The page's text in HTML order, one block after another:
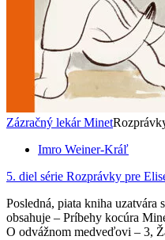
Zázračný lekár Minet
Imro Weiner-Kráľ
5. diel série Rozprávky pre
Posledná, piata kniha uzatvára
obsahuje – Príbehy kocúra
O odvážnom medveďovi – 3,